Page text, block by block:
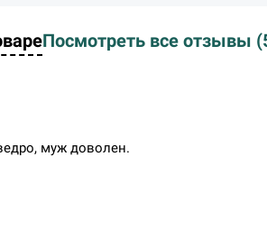
Посмотреть все отзывы
муж доволен.